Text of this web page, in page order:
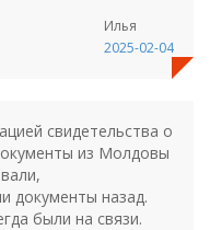
Илья
2025-02-04
свидетельства о
из Молдовы
документы назад.
были на связи.